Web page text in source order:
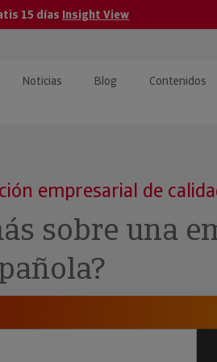
15 días Insight View
Noticias Blog Contenidos
empresarial de
sobre una